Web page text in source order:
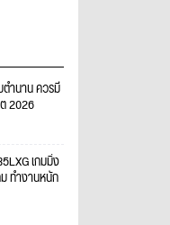
ำนาน ควรมี
2026
เกมมิ่ง
ทำงานหนัก